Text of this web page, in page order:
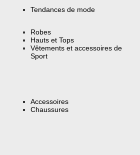
Tendances de mode
Robes
Hauts et Tops
Vêtements et accessoires de
Sport
Accessoires
Chaussures